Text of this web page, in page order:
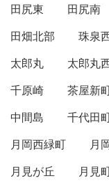
田尻東
田尻南
田畑北部
珠泉
太郎丸
太郎丸
千原崎
茶屋新
中間島
千代田
月岡西緑町
月
月見が丘
月見